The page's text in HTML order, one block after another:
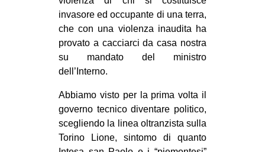
invasore ed occupante di una terra,
che con una violenza inaudita ha
provato a cacciarci da casa nostra
su mandato del ministro
dell’Interno.
Abbiamo visto per la prima volta il
governo tecnico diventare politico,
scegliendo la linea oltranzista sulla
Torino Lione, sintomo di quanto